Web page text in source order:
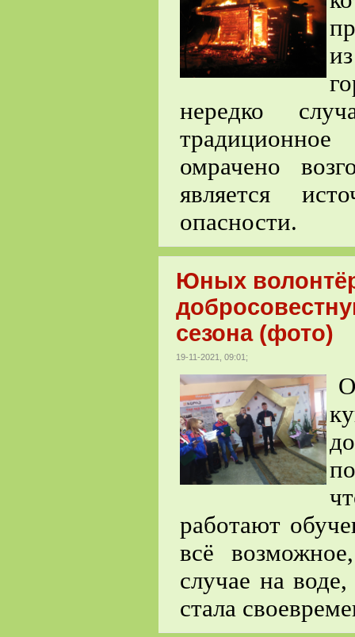
нередко
традиционное
омрачено
является
опасности.
Юных
сезона (фото)
19-11-2021, 09:01;
работают
всё
случае на
стала